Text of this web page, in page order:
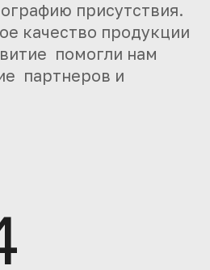
присутствия.
качество продукции
помогли нам
партнеров и